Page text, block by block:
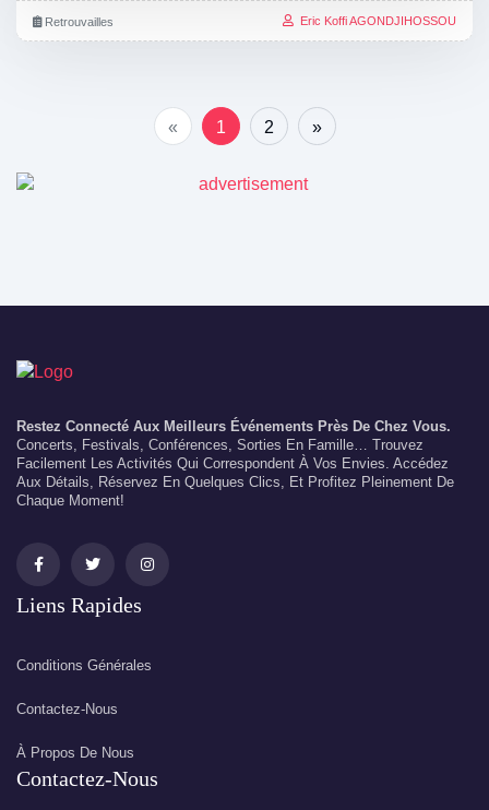
Retrouvailles Eric Koffi AGONDJIHOSSOU
« 1 2 »
Restez Connecté Aux Meilleurs Événements Près De Chez Vous.
Concerts, Festivals, Conférences, Sorties En Famille… Trouvez
Facilement Les Activités Qui Correspondent À Vos Envies. Accédez
Aux Détails, Réservez En Quelques Clics, Et Profitez Pleinement De
Chaque Moment!
Liens Rapides
Conditions Générales
Contactez-Nous
À Propos De Nous
Contactez-Nous